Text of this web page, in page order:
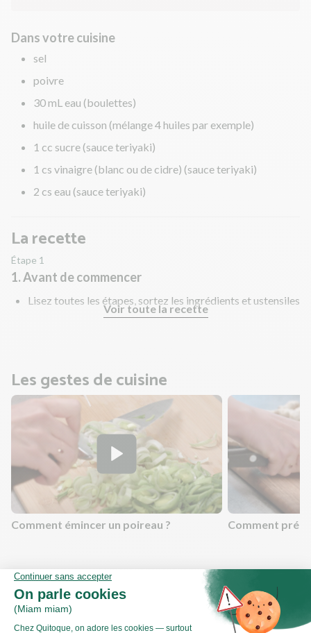
Dans votre cuisine
sel
poivre
30 mL eau (boulettes)
huile de cuisson (mélange 4 huiles par exemple)
1 cc sucre (sauce teriyaki)
1 cs vinaigre (blanc ou de cidre) (sauce teriyaki)
2 cs eau (sauce teriyaki)
La recette
Étape 1
1. Avant de commencer
Lisez toutes les étapes, sortez les ingrédients et ustensiles
nécessaires et rincez les fruits et légumes !
Voir toute la recette
Les gestes de cuisine
Comment émincer un poireau ? Comment
Valeurs nutritionnelles
Par personne Pour 100g